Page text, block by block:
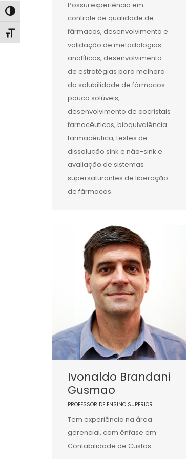
Alternar alto contraste
Alternar tamanho da fonte
Possui experiência em
controle de qualidade de
fármacos, desenvolvimento e
validação de metodologias
analíticas, desenvolvimento
de estratégias para melhora
da solubilidade de fármacos
pouco solúveis,
desenvolvimento de cocristais
farnacêuticos, bioquivalência
farmacêutica, testes de
dissolução sink e não-sink e
avaliação de sistemas
supersaturantes de liberação
de fármacos.
Ivonaldo Brandani
Gusmao
PROFESSOR DE ENSINO SUPERIOR
Tem experiência na área
gerencial, com ênfase em
Contabilidade de Custos